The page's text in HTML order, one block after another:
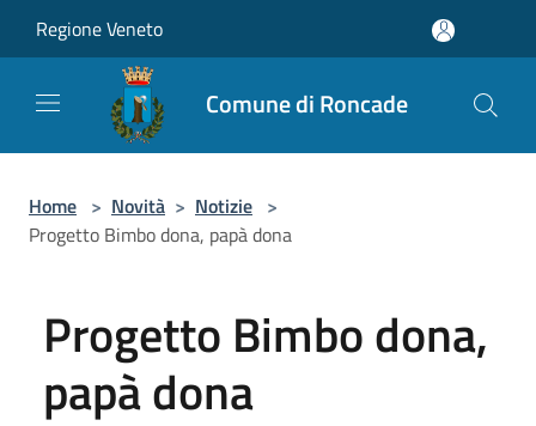
Regione Veneto
Comune di Roncade
Home > Novità > Notizie >
Progetto Bimbo dona, papà dona
Progetto Bimbo dona,
papà dona